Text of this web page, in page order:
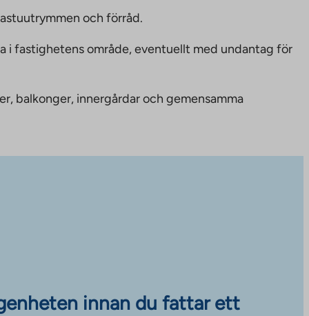
och förråd.
i fastighetens område, eventuellt med undantag för
balkonger, innergårdar och gemensamma
innan du fattar ett